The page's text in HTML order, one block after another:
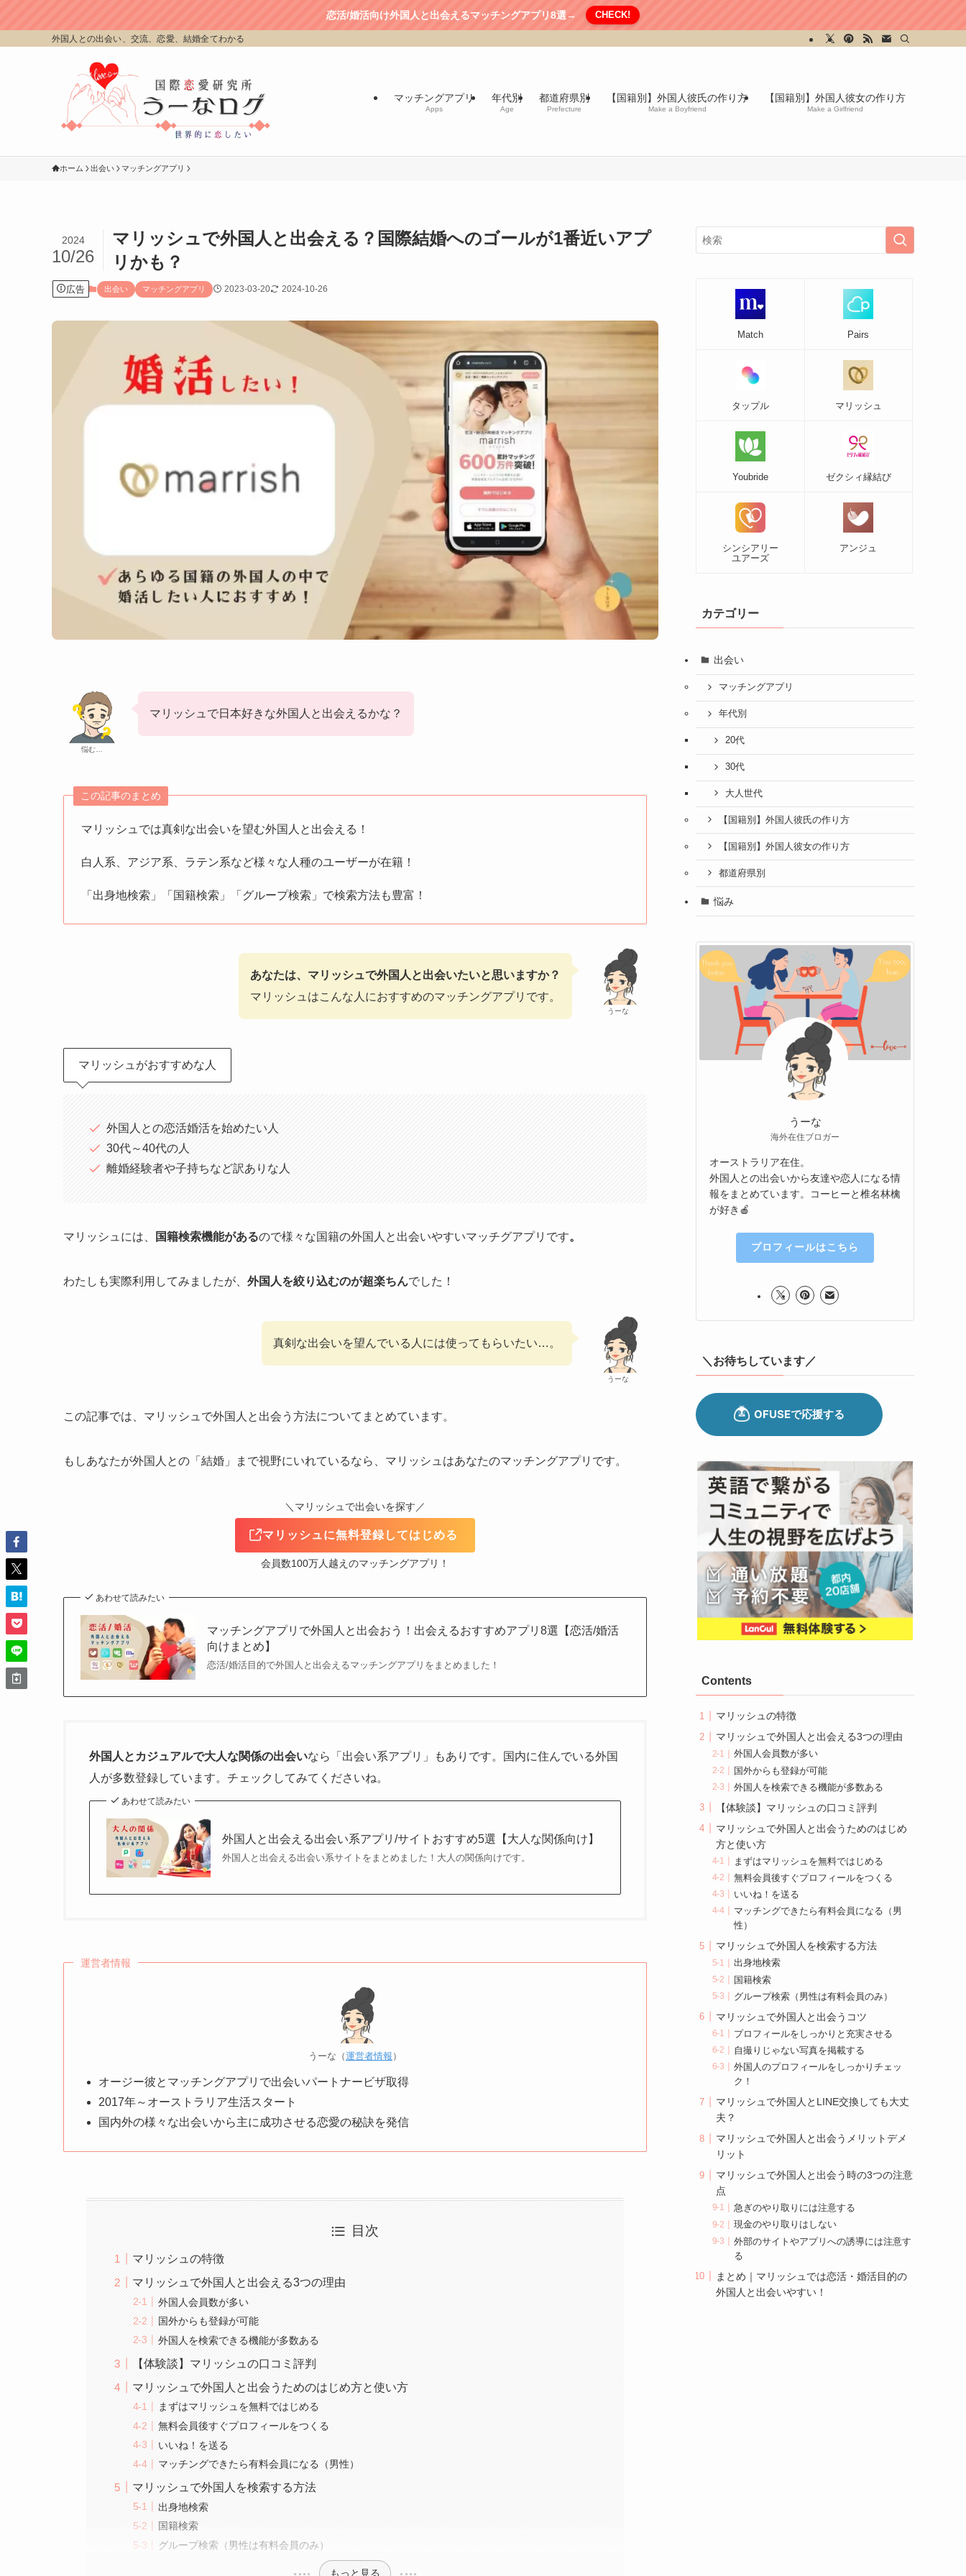
恋活/婚活向け外国人と出会えるマッチングアプリ8選→ CHECK!
外国人との出会い、交流、恋愛、結婚全てわかる
マッチングアプリ
Apps
年代別
Age
都道府県別
Prefecture
【国籍別】外国人彼氏の作り方
Make a Boyfriend
【国籍別】外国人彼女の作り方
Make a Girlfriend
ホーム 出会い マッチングアプリ
マリッシュで外国人と出会える？国際結婚へのゴールが1番近いアプ
リかも？
2024
10/26
広告 出会い マッチングアプリ 2023-03-20 2024-10-26
悩む…
マリッシュで日本好きな外国人と出会えるかな？
この記事のまとめ
マリッシュでは真剣な出会いを望む外国人と出会える！
白人系、アジア系、ラテン系など様々な人種のユーザーが在籍！
「出身地検索」「国籍検索」「グループ検索」で検索方法も豊富！
うーな
あなたは、マリッシュで外国人と出会いたいと思いますか？
マリッシュはこんな人におすすめのマッチングアプリです。
マリッシュがおすすめな人
外国人との恋活婚活を始めたい人
30代～40代の人
離婚経験者や子持ちなど訳ありな人
マリッシュには、 国籍検索機能があるので様々な国籍の外国人と出会いやすいマッチグアプリです。
わたしも実際利用してみましたが、 外国人を絞り込むのが超楽ちんでした！
うーな
真剣な出会いを望んでいる人には使ってもらいたい…。
この記事では、マリッシュで外国人と出会う方法についてまとめています。
もしあなたが外国人との「結婚」まで視野にいれているなら、マリッシュはあなたのマッチングアプリです。
＼マリッシュで出会いを探す／
マリッシュに無料登録してはじめる
会員数100万人越えのマッチングアプリ！
あわせて読みたい
マッチングアプリで外国人と出会おう！出会えるおすすめアプリ8選【恋活/婚活
向けまとめ】
恋活/婚活目的で外国人と出会えるマッチングアプリをまとめました！
外国人とカジュアルで大人な関係の出会いなら「出会い系アプリ」もありです。国内に住んでいる外国
人が多数登録しています。チェックしてみてくださいね。
あわせて読みたい
外国人と出会える出会い系アプリ/サイトおすすめ5選【大人な関係向け】
外国人と出会える出会い系サイトをまとめました！大人の関係向けです。
運営者情報
うーな（運営者情報 ）
オージー彼とマッチングアプリで出会いパートナービザ取得
2017年～オーストラリア生活スタート
国内外の様々な出会いから主に成功させる恋愛の秘訣を発信
目次
マリッシュの特徴
マリッシュで外国人と出会える3つの理由
外国人会員数が多い
国外からも登録が可能
外国人を検索できる機能が多数ある
【体験談】マリッシュの口コミ評判
マリッシュで外国人と出会うためのはじめ方と使い方
まずはマリッシュを無料ではじめる
無料会員後すぐプロフィールをつくる
いいね！を送る
マッチングできたら有料会員になる（男性）
マリッシュで外国人を検索する方法
出身地検索
国籍検索
グループ検索（男性は有料会員のみ）
もっと見る
Match Pairs
タップル マリッシュ
Youbride ゼクシィ縁結び
シンシアリー
ユアーズ
アンジュ
カテゴリー
出会い
マッチングアプリ
年代別
20代
30代
大人世代
【国籍別】外国人彼氏の作り方
【国籍別】外国人彼女の作り方
都道府県別
悩み
うーな
海外在住ブロガー
オーストラリア在住。
外国人との出会いから友達や恋人になる情
報をまとめています。コーヒーと椎名林檎
が好き🍎
プロフィールはこちら
＼お待ちしています／
Contents
マリッシュの特徴
マリッシュで外国人と出会える3つの理由
外国人会員数が多い
国外からも登録が可能
外国人を検索できる機能が多数ある
【体験談】マリッシュの口コミ評判
マリッシュで外国人と出会うためのはじめ
方と使い方
まずはマリッシュを無料ではじめる
無料会員後すぐプロフィールをつくる
いいね！を送る
マッチングできたら有料会員になる（男
性）
マリッシュで外国人を検索する方法
出身地検索
国籍検索
グループ検索（男性は有料会員のみ）
マリッシュで外国人と出会うコツ
プロフィールをしっかりと充実させる
自撮りじゃない写真を掲載する
外国人のプロフィールをしっかりチェッ
ク！
マリッシュで外国人とLINE交換しても大丈
夫？
マリッシュで外国人と出会うメリットデメ
リット
マリッシュで外国人と出会う時の3つの注意
点
急ぎのやり取りには注意する
現金のやり取りはしない
外部のサイトやアプリへの誘導には注意す
る
まとめ｜マリッシュでは恋活・婚活目的の
外国人と出会いやすい！